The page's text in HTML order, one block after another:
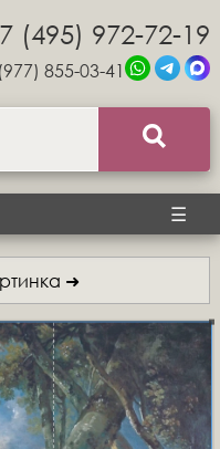
(495) 972-72-19
855-03-41
☰
➜